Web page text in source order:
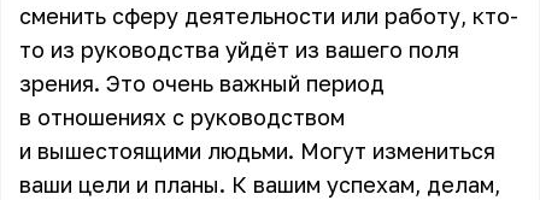
сменить сферу деятельности или работу, кто-
то из руководства уйдёт из вашего поля
зрения. Это очень важный период
в отношениях с руководством
и вышестоящими людьми. Могут измениться
ваши цели и планы. К вашим успехам, делам,